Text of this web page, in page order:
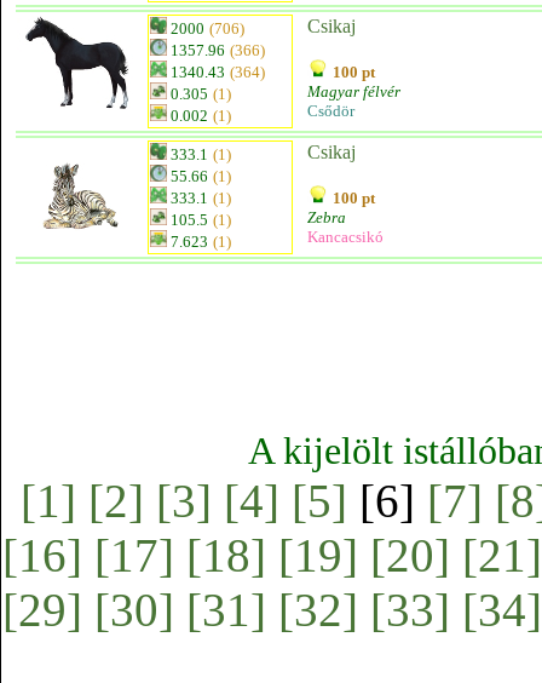
2000 (706)
1357.96 (366)
1340.43 (364)
0.305 (1)
0.002 (1)
Csikaj
100 pt
Magyar félvér
Csődör
333.1 (1)
55.66 (1)
333.1 (1)
105.5 (1)
7.623 (1)
Csikaj
100 pt
Zebra
Kancacsikó
A kijelölt
[1] [2] [3] [4] [5] [6] [7]
[16] [17] [18] [19] [20] [21]
[29] [30] [31] [32] [33] [34]